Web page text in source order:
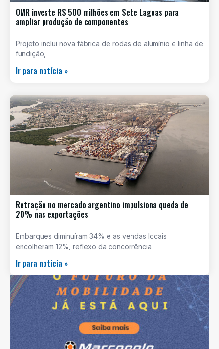
OMR investe R$ 500 milhões em Sete Lagoas para
ampliar produção de componentes
Projeto inclui nova fábrica de rodas de alumínio e linha de
fundição,
Ir para notícia »
Retração no mercado argentino impulsiona queda de
20% nas exportações
Embarques diminuíram 34% e as vendas locais
encolheram 12%, reflexo da concorrência
Ir para notícia »